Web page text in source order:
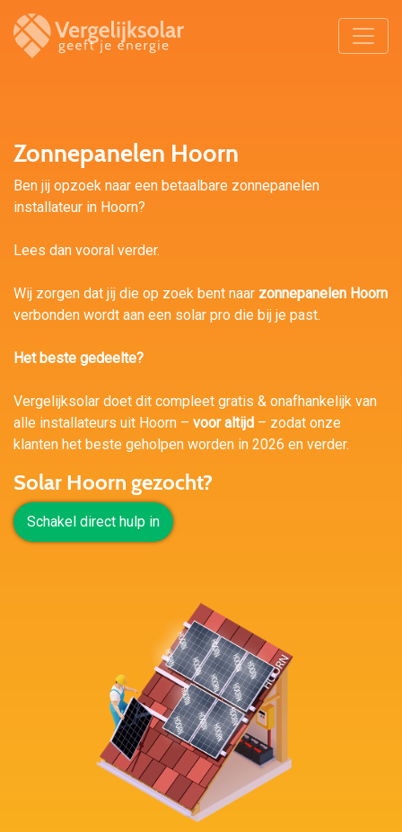
Zonnepanelen Hoorn
Ben jij opzoek naar een betaalbare zonnepanelen
installateur in Hoorn?
Lees dan vooral verder.
Wij zorgen dat jij die op zoek bent naar zonnepanelen Hoorn
verbonden wordt aan een solar pro die bij je past.
Het beste gedeelte?
Vergelijksolar doet dit compleet gratis & onafhankelijk van
alle installateurs uit Hoorn – voor altijd – zodat onze
klanten het beste geholpen worden in 2026 en verder.
Solar Hoorn gezocht?
Schakel direct hulp in